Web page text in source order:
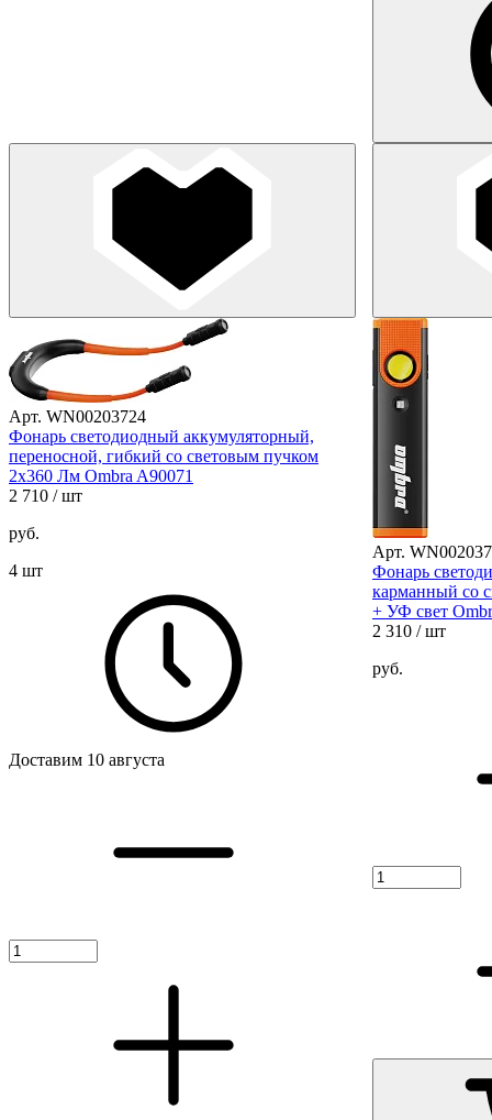
Арт. WN00203724
Фонарь светодиодный аккумуляторный,
переносной, гибкий со световым пучком
2х360 Лм Ombra A90071
2 710 / шт
руб.
4 шт
Доставим 10 августа
Арт.
Фонарь
карманный со
+ УФ свет
2 310 / шт
руб.